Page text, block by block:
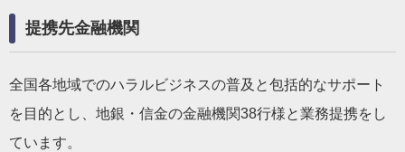
提携先金融機関
全国各地域でのハラルビジネスの普及と包括的なサポート
を目的とし、地銀・信金の金融機関38行様と業務提携をし
ています。